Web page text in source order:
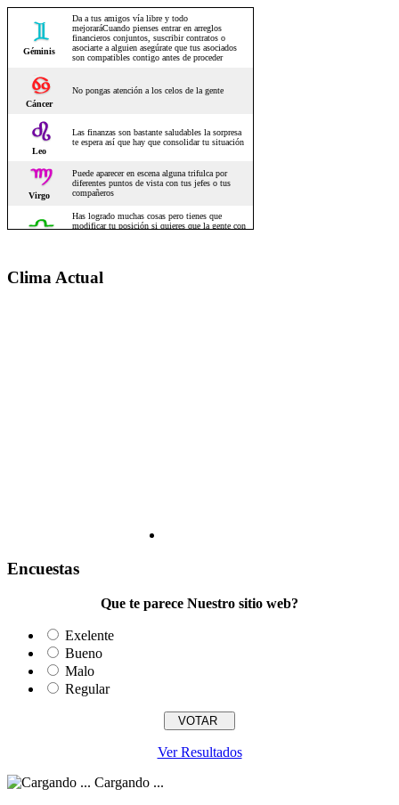
Clima Actual
Encuestas
Que te parece Nuestro sitio web?
Exelente
Bueno
Malo
Regular
Ver Resultados
Cargando ...